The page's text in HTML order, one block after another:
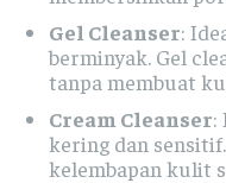
Gel Cleanser:
berminyak. Gel
tanpa membuat
Cream Cleanser:
kering dan
kelembapan kulit